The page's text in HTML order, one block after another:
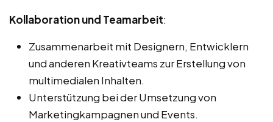
Kollaboration und Teamarbeit:
Zusammenarbeit mit Designern, Entwicklern
und anderen Kreativteams zur Erstellung von
multimedialen Inhalten.
Unterstützung bei der Umsetzung von
Marketingkampagnen und Events.